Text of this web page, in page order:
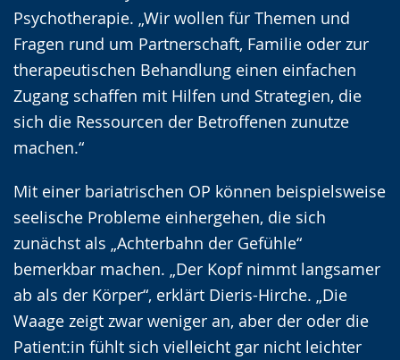
Psychotherapie. „Wir wollen für Themen und
Fragen rund um Partnerschaft, Familie oder zur
therapeutischen Behandlung einen einfachen
Zugang schaffen mit Hilfen und Strategien, die
sich die Ressourcen der Betroffenen zunutze
machen.“
Mit einer bariatrischen OP können beispielsweise
seelische Probleme einhergehen, die sich
zunächst als „Achterbahn der Gefühle“
bemerkbar machen. „Der Kopf nimmt langsamer
ab als der Körper“, erklärt Dieris-Hirche. „Die
Waage zeigt zwar weniger an, aber der oder die
Patient:in fühlt sich vielleicht gar nicht leichter